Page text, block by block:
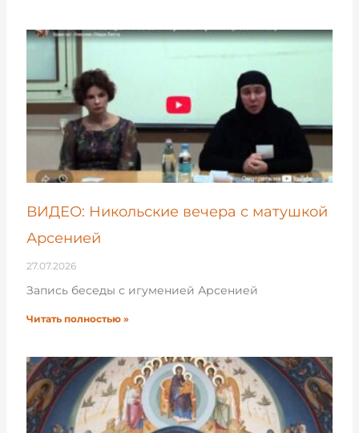
ВИДЕО: Никольские вечера с матушкой
Арсенией
27.07.2026
Запись беседы с игуменией Арсенией
Читать полностью »